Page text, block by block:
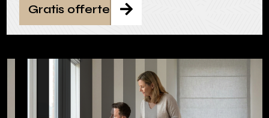

Gratis offerte